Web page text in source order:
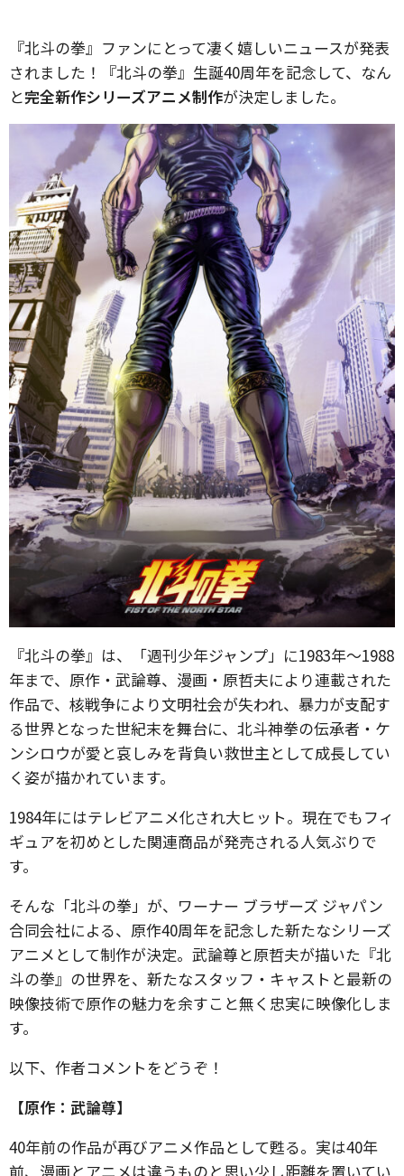
『北斗の拳』ファンにとって凄く嬉しいニュースが発表
されました！『北斗の拳』生誕40周年を記念して、なん
と完全新作シリーズアニメ制作が決定しました。
『北斗の拳』は、「週刊少年ジャンプ」に1983年～1988
年まで、原作・武論尊、漫画・原哲夫により連載された
作品で、核戦争により文明社会が失われ、暴力が支配す
る世界となった世紀末を舞台に、北斗神拳の伝承者・ケ
ンシロウが愛と哀しみを背負い救世主として成長してい
く姿が描かれています。
1984年にはテレビアニメ化され大ヒット。現在でもフィ
ギュアを初めとした関連商品が発売される人気ぶりで
す。
そんな「北斗の拳」が、ワーナー ブラザーズ ジャパン
合同会社による、原作40周年を記念した新たなシリーズ
アニメとして制作が決定。武論尊と原哲夫が描いた『北
斗の拳』の世界を、新たなスタッフ・キャストと最新の
映像技術で原作の魅力を余すこと無く忠実に映像化しま
す。
以下、作者コメントをどうぞ！
【原作：武論尊】
40年前の作品が再びアニメ作品として甦る。実は40年
前、漫画とアニメは違うものと思い少し距離を置いてい